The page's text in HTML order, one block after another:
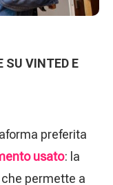
SU VINTED E
preferita
usato: la
permette a